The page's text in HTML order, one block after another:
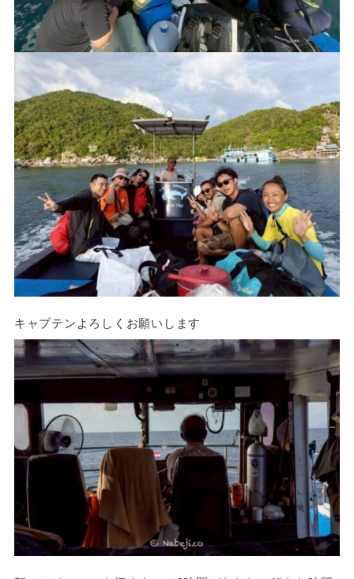
キャプテンよろしくお願いします